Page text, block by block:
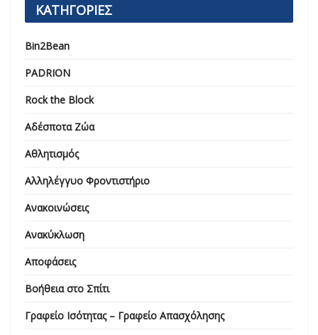
ΚΑΤΗΓΟΡΙΕΣ
Bin2Bean
PADRION
Rock the Block
Αδέσποτα Ζώα
Αθλητισμός
Αλληλέγγυο Φροντιστήριο
Ανακοινώσεις
Ανακύκλωση
Αποφάσεις
Βοήθεια στο Σπίτι
Γραφείο Ισότητας – Γραφείο Απασχόλησης